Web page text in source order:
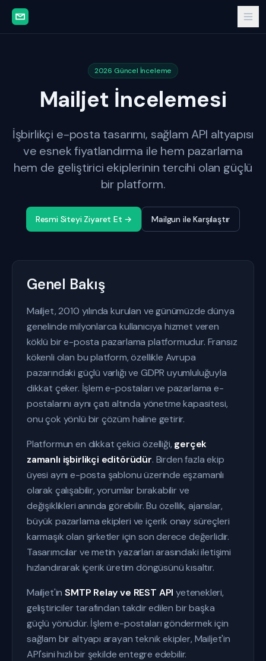
2026 Güncel İnceleme
Mailjet İncelemesi
İşbirlikçi e-posta tasarımı, sağlam API altyapısı
ve esnek fiyatlandırma ile hem pazarlama
hem de geliştirici ekiplerinin tercihi olan güçlü
bir platform.
Resmi Siteyi Ziyaret Et → Mailgun ile Karşılaştır
Genel Bakış
Mailjet, 2010 yılında kurulan ve günümüzde dünya
genelinde milyonlarca kullanıcıya hizmet veren
köklü bir e-posta pazarlama platformudur. Fransız
kökenli olan bu platform, özellikle Avrupa
pazarındaki güçlü varlığı ve GDPR uyumluluğuyla
dikkat çeker. İşlem e-postaları ve pazarlama e-
postalarını aynı çatı altında yönetme kapasitesi,
onu çok yönlü bir çözüm haline getirir.
Platformun en dikkat çekici özelliği, gerçek
zamanlı işbirlikçi editörüdür. Birden fazla ekip
üyesi aynı e-posta şablonu üzerinde eşzamanlı
olarak çalışabilir, yorumlar bırakabilir ve
değişiklikleri anında görebilir. Bu özellik, ajanslar,
büyük pazarlama ekipleri ve içerik onay süreçleri
karmaşık olan şirketler için son derece değerlidir.
Tasarımcılar ve metin yazarları arasındaki iletişimi
hızlandırarak içerik üretim döngüsünü kısaltır.
Mailjet'inSMTP Relay ve REST API yetenekleri,
geliştiriciler tarafından takdir edilen bir başka
güçlü yönüdür. İşlem e-postaları göndermek için
sağlam bir altyapı arayan teknik ekipler, Mailjet'in
API'sini hızlı bir şekilde entegre edebilir.